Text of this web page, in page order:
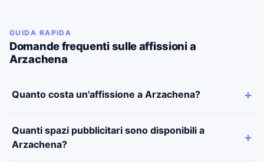
GUIDA RAPIDA
Domande frequenti sulle affissioni a
Arzachena
Quanto costa un'affissione a Arzachena?
Quanti spazi pubblicitari sono disponibili a
Arzachena?